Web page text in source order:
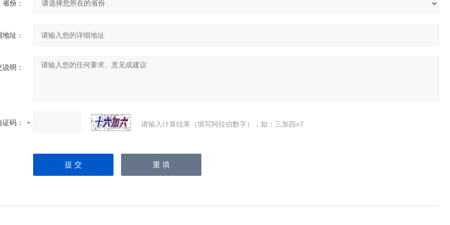
省份：
址：
明：
证码： 请输入计算结果（填写阿拉伯数字），如：三加四=7